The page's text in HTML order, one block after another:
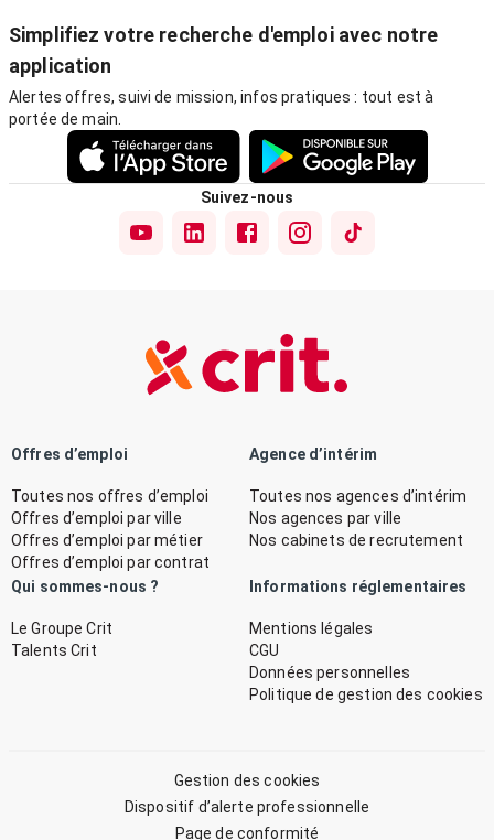
Simplifiez votre recherche d'emploi avec notre
application
Alertes offres, suivi de mission, infos pratiques : tout est à
portée de main.
Suivez-nous
Offres d’emploi
Toutes nos offres d’emploi
Offres d’emploi par ville
Offres d’emploi par métier
Offres d’emploi par contrat
Agence d’intérim
Toutes nos agences d’intérim
Nos agences par ville
Nos cabinets de recrutement
Qui sommes-nous ?
Le Groupe Crit
Talents Crit
Informations réglementaires
Mentions légales
CGU
Données personnelles
Politique de gestion des cookies
Gestion des cookies
Dispositif d’alerte professionnelle
Page de conformité